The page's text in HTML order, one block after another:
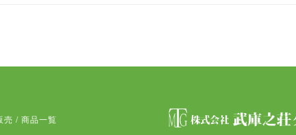
売 / 商品一覧